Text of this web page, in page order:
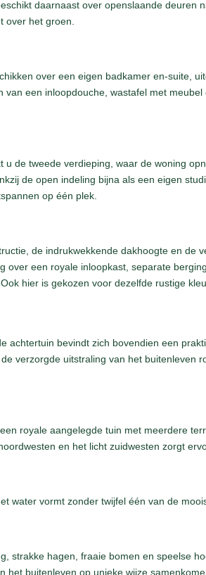
daarnaast over openslaande
over het groen.
over een eigen badkamer en-suite,
van een inloopdouche, wastafel met
u de tweede verdieping, waar de woning
de open indeling bijna als een eigen
op één plek.
de indrukwekkende dakhoogte en de
over een royale inloopkast, separate
hier is gekozen voor dezelfde rustige
achtertuin bevindt zich bovendien een
verzorgde uitstraling van het buitenleven
royale aangelegde tuin met meerdere
en het licht zuidwesten zorgt
water vormt zonder twijfel één van de
strakke hagen, fraaie bomen en speelse
het buitenleven op unieke wijze